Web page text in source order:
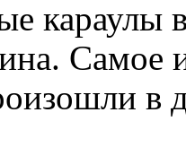
караулы
Самое
в